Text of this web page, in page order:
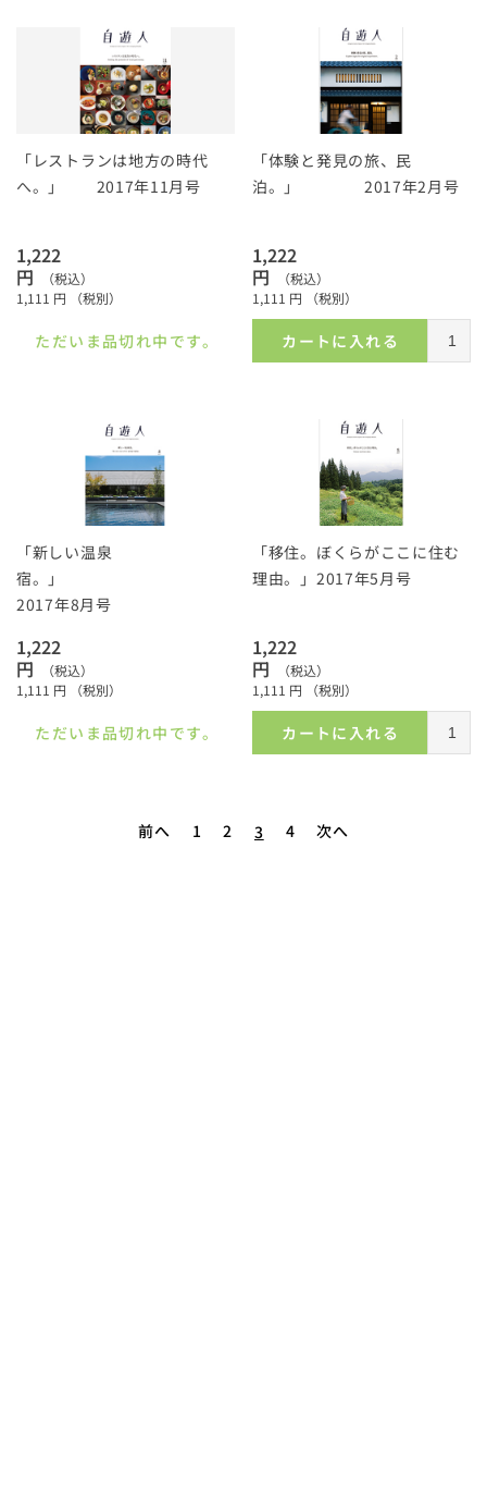
「レストランは地方の時代
へ。」 2017年11月号
1,222
円
（税込）
1,111 円 （税別）
ただいま品切れ中です。
「体験と発見の旅、民
泊。」 2017年2月号
1,222
円
（税込）
1,111 円 （税別）
カートに入れる
「新しい温泉
宿。」
2017年8月号
1,222
円
（税込）
1,111 円 （税別）
ただいま品切れ中です。
「移住。ぼくらがここに住む
理由。」2017年5月号
1,222
円
（税込）
1,111 円 （税別）
カートに入れる
前へ 1 2 3 4 次へ